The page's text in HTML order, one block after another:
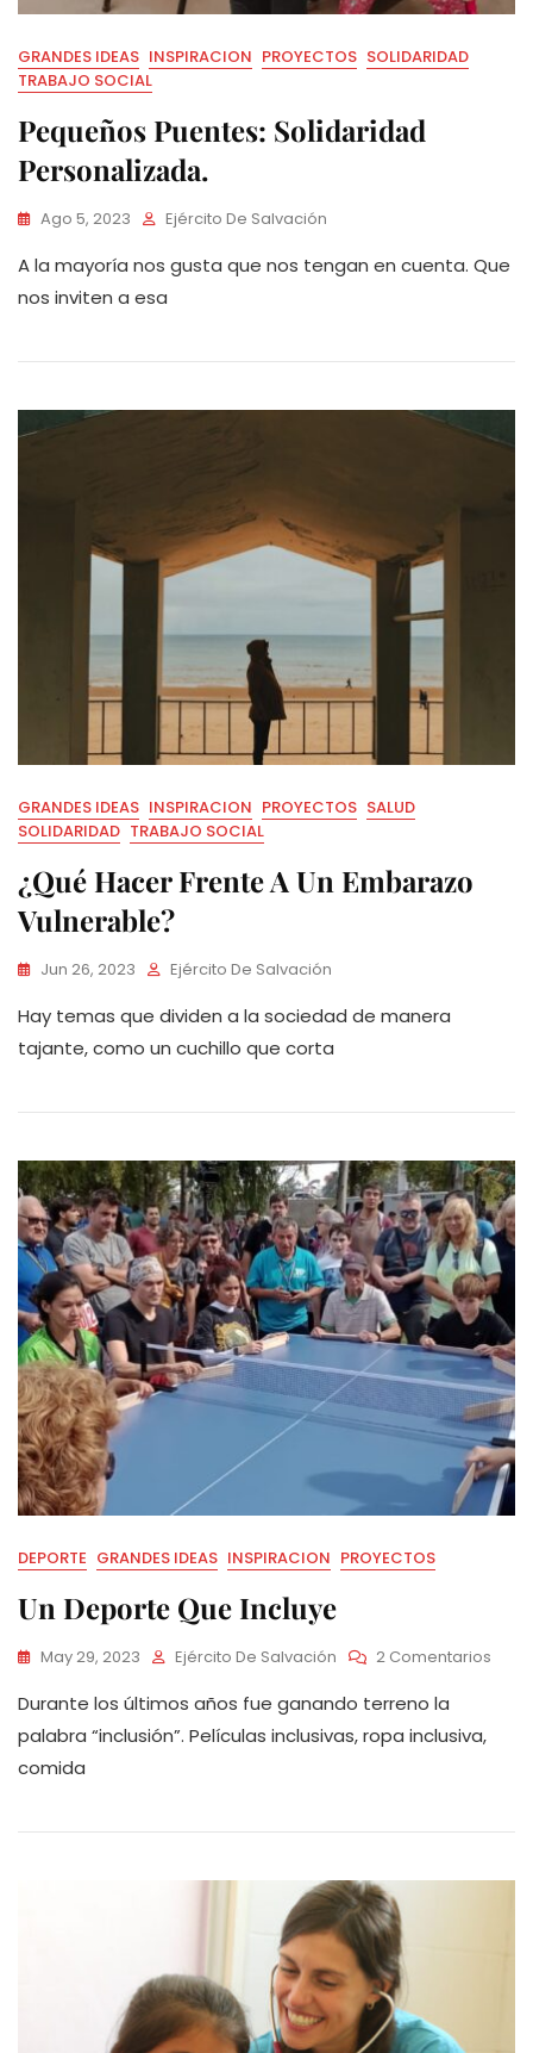
GRANDES IDEAS INSPIRACION PROYECTOS SOLIDARIDAD
TRABAJO SOCIAL
Pequeños Puentes: Solidaridad
Personalizada.
Ago 5, 2023 Ejército De Salvación
A la mayoría nos gusta que nos tengan en cuenta. Que
nos inviten a esa
GRANDES IDEAS INSPIRACION PROYECTOS SALUD
SOLIDARIDAD TRABAJO SOCIAL
¿Qué Hacer Frente A Un Embarazo
Vulnerable?
Jun 26, 2023 Ejército De Salvación
Hay temas que dividen a la sociedad de manera
tajante, como un cuchillo que corta
DEPORTE GRANDES IDEAS INSPIRACION PROYECTOS
Un Deporte Que Incluye
May 29, 2023 Ejército De Salvación 2 Comentarios
Durante los últimos años fue ganando terreno la
palabra “inclusión”. Películas inclusivas, ropa inclusiva,
comida